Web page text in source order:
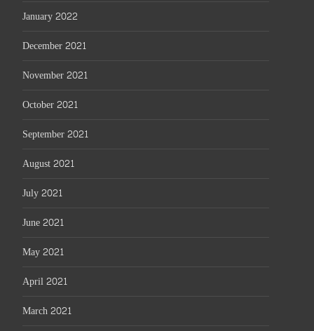
January 2022
December 2021
November 2021
October 2021
September 2021
August 2021
July 2021
June 2021
May 2021
April 2021
March 2021